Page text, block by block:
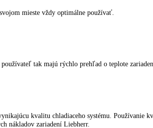
chladenia v celom interiéri.